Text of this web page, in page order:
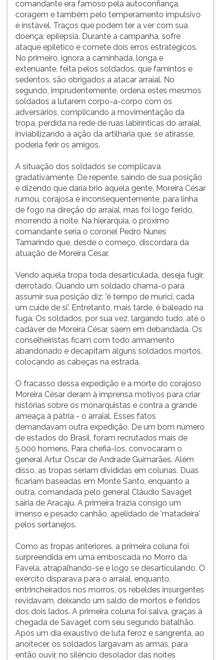
comandante era famoso pela autoconfiança,
coragem e também pelo temperamento impulsivo
e instável. Traços que podem ter a ver com sua
doença: epilepsia. Durante a campanha, sofre
ataque epilético e comete dois erros estratégicos.
No primeiro, ignora a caminhada, longa e
extenuante, feita pelos soldados, que famintos e
sedentos, são obrigados a atacar arraial. No
segundo, imprudentemente, ordena estes mesmos
soldados a lutarem corpo-a-corpo com os
adversários, complicando a movimentação da
tropa, perdida na rede de ruas labirínticas do arraial,
inviabilizando a ação da artilharia que, se atirasse,
poderia ferir os amigos.
A situação dos soldados se complicava
gradativamente. De repente, saindo de sua posição
e dizendo que daria brio àquela gente, Moreira César
rumou, corajosa e inconsequentemente, para linha
de fogo na direção do arraial, mas foi logo ferido,
morrendo à noite. Na hierarquia, o próximo
comandante seria o coronel Pedro Nunes
Tamarindo que, desde o começo, discordara da
atuação de Moreira César.
Vendo aquela tropa toda desarticulada, deseja fugir,
derrotado. Quando um soldado chama-o para
assumir sua posição diz: 'é tempo de murici, cada
um cuide de si'. Entretanto, mais tarde, é baleado na
fuga. Os soldados, por sua vez, largando tudo, até o
cadáver de Moreira César, saem em debandada. Os
conselheiristas ficam com todo armamento
abandonado e decapitam alguns soldados mortos,
colocando as cabeças na estrada.
O fracasso dessa expedição e a morte do corajoso
Moreira César deram à imprensa motivos para criar
histórias sobre os monarquistas e contra a grande
ameaça à pátria - o arraial. Esses fatos
demandavam outra expedição. De um bom número
de estados do Brasil, foram recrutados mais de
5.000 homens. Para chefiá-los, convocaram o
general Artur Oscar de Andrade Guimarães. Além
disso, as tropas seriam divididas em colunas. Duas
ficariam baseadas em Monte Santo, enquanto a
outra, comandada pelo general Cláudio Savaget
sairia de Aracaju. A primeira trazia consigo um
imenso e pesado canhão, apelidado de 'matadeira'
pelos sertanejos.
Como as tropas anteriores, a primeira coluna foi
surpreendida em uma emboscada no Morro da
Favela, atrapalhando-se e logo se desarticulando. O
exército disparava para o arraial, enquanto,
entrincheirados nos morros, os rebeldes insurgentes
revidavam, deixando um saldo de mortos e feridos
dos dois lados. A primeira coluna foi salva, graças à
chegada de Savaget com seu segundo batalhão.
Após um dia exaustivo de luta feroz e sangrenta, ao
anoitecer, os soldados largavam as armas, para
então ouvir, no silêncio desolador das noites